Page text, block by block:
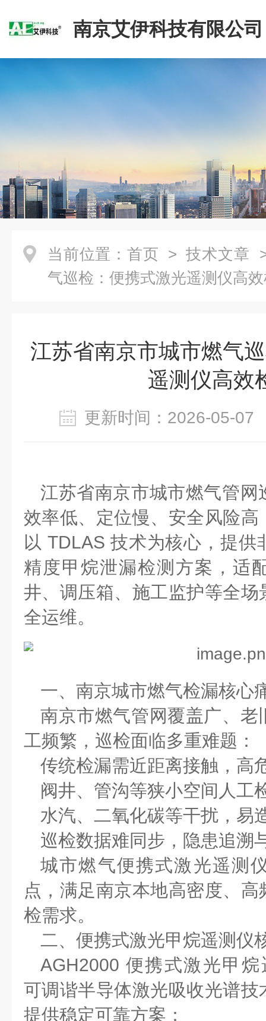
南京艾伊科技有限公司
当前位置： 首页 > 技术文章
气巡检：便携式激光遥测仪高
江苏省南京市城市燃气
遥测仪高效
更新时间：2026-05-
江苏省南京市城市燃气管网
效率低、定位慢、安全风险
以 TDLAS 技术为核心，提供
精度甲烷泄漏检测方案，适
井、调压箱、施工监护等全
全运维。
一、南京城市燃气检漏核心
南京市燃气管网覆盖广、老
工频繁，巡检面临多重难题：
传统检漏需近距离接触，高
阀井、管沟等狭小空间人工
水汽、二氧化碳等干扰，易
巡检数据难同步，隐患追溯
城市燃气便携式激光遥测
点，满足南京本地高密度、
检需求。
二、便携式激光甲烷遥测仪
AGH2000 便携式激光甲
可调谐半导体激光吸收光谱
提供稳定可靠方案：